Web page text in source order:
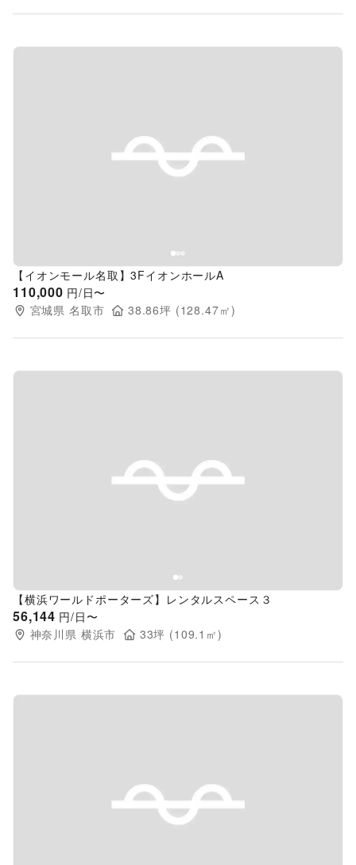
Previous slide
【イオンモール名取】3FイオンホールA
110,000 円/日〜
宮城県 名取市 38.86坪 (128.47㎡)
Previous slide
【横浜ワールドポーターズ】レンタルスペース３
56,144 円/日〜
神奈川県 横浜市 33坪 (109.1 ㎡)
Previous slide